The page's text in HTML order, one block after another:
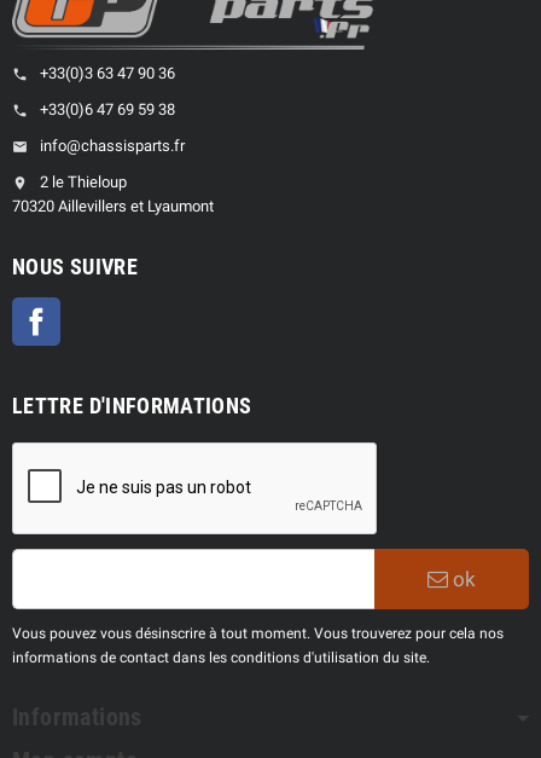
phone +33(0)3 63 47 90 36
phone +33(0)6 47 69 59 38
email info@chassisparts.fr
location_on
2 le Thieloup
70320 Aillevillers et Lyaumont
NOUS SUIVRE
LETTRE D'INFORMATIONS
ok
Vous pouvez vous désinscrire à tout moment. Vous trouverez pour cela nos
informations de contact dans les conditions d'utilisation du site.
Informations